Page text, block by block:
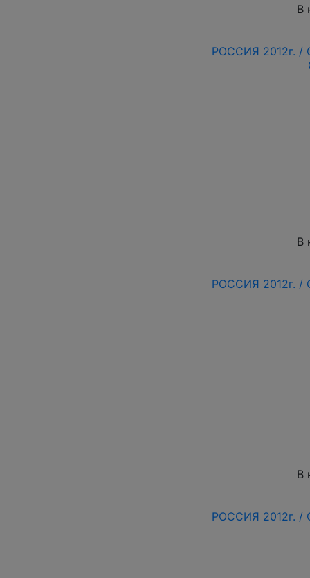
В
РОССИЯ 2012г.
В
РОССИЯ 2012г.
В
РОССИЯ 2012г.